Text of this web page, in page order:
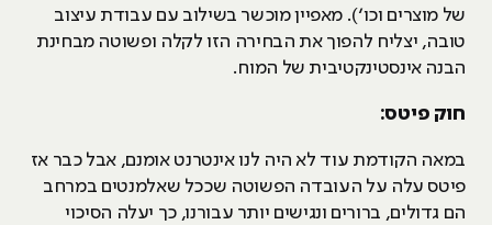
של מוצרים וכו׳). מאפיין מוכשר בשילוב עם עבודת עיצוב
טובה, יצליח להפוך את הבחירה הזו לקלה ופשוטה מבחינת
הבנה אינסטינקטיבית של המוח.
חוק פיטס:
במאה הקודמת עוד לא היה לנו אינטרנט אומנם, אבל כבר אז
פיטס עלה על העובדה הפשוטה שככל שאלמנטים במרחב
הם גדולים, ברורים ונגישים יותר עבורנו, כך יעלה הסיכוי